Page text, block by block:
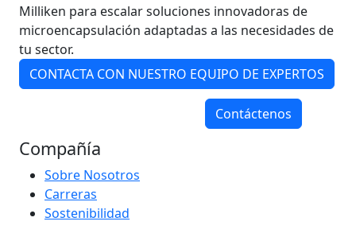
Milliken para escalar soluciones innovadoras de
microencapsulación adaptadas a las necesidades de
tu sector.
CONTACTA CON NUESTRO EQUIPO DE EXPERTOS
Contáctenos
Compañía
Sobre Nosotros
Carreras
Sostenibilidad